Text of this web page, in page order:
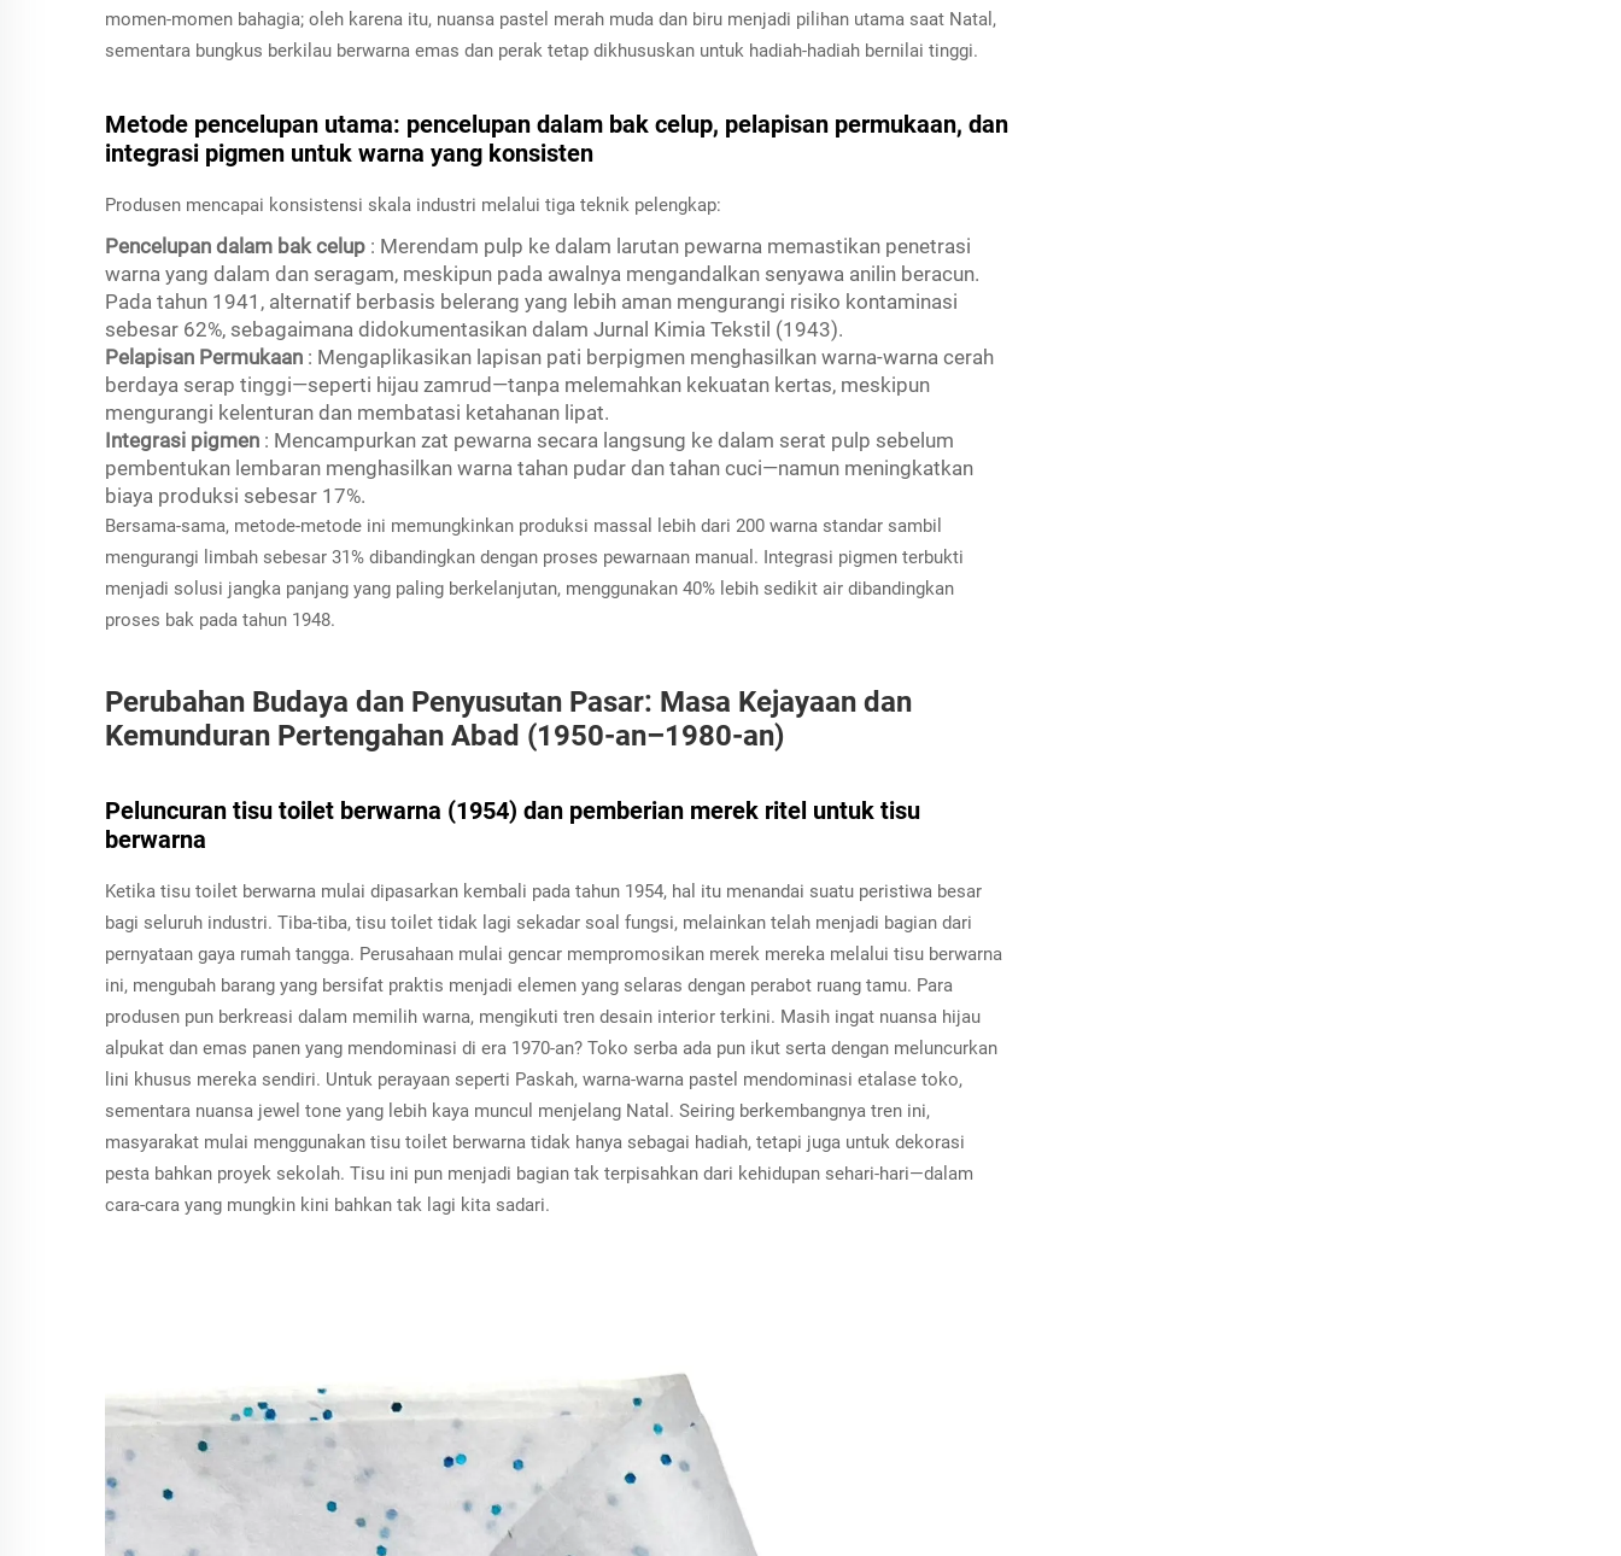
momen-momen bahagia; oleh karena itu, nuansa pastel merah muda dan biru menjadi pilihan utama saat Natal,
sementara bungkus berkilau berwarna emas dan perak tetap dikhususkan untuk hadiah-hadiah bernilai tinggi.
Metode pencelupan utama: pencelupan dalam bak celup, pelapisan permukaan, dan
integrasi pigmen untuk warna yang konsisten
Produsen mencapai konsistensi skala industri melalui tiga teknik pelengkap:
Pencelupan dalam bak celup : Merendam pulp ke dalam larutan pewarna memastikan penetrasi
warna yang dalam dan seragam, meskipun pada awalnya mengandalkan senyawa anilin beracun.
Pada tahun 1941, alternatif berbasis belerang yang lebih aman mengurangi risiko kontaminasi
sebesar 62%, sebagaimana didokumentasikan dalam Jurnal Kimia Tekstil (1943).
Pelapisan Permukaan : Mengaplikasikan lapisan pati berpigmen menghasilkan warna-warna cerah
berdaya serap tinggi—seperti hijau zamrud—tanpa melemahkan kekuatan kertas, meskipun
mengurangi kelenturan dan membatasi ketahanan lipat.
Integrasi pigmen : Mencampurkan zat pewarna secara langsung ke dalam serat pulp sebelum
pembentukan lembaran menghasilkan warna tahan pudar dan tahan cuci—namun meningkatkan
biaya produksi sebesar 17%.
Bersama-sama, metode-metode ini memungkinkan produksi massal lebih dari 200 warna standar sambil
mengurangi limbah sebesar 31% dibandingkan dengan proses pewarnaan manual. Integrasi pigmen terbukti
menjadi solusi jangka panjang yang paling berkelanjutan, menggunakan 40% lebih sedikit air dibandingkan
proses bak pada tahun 1948.
Perubahan Budaya dan Penyusutan Pasar: Masa Kejayaan dan
Kemunduran Pertengahan Abad (1950-an–1980-an)
Peluncuran tisu toilet berwarna (1954) dan pemberian merek ritel untuk tisu
berwarna
Ketika tisu toilet berwarna mulai dipasarkan kembali pada tahun 1954, hal itu menandai suatu peristiwa besar
bagi seluruh industri. Tiba-tiba, tisu toilet tidak lagi sekadar soal fungsi, melainkan telah menjadi bagian dari
pernyataan gaya rumah tangga. Perusahaan mulai gencar mempromosikan merek mereka melalui tisu berwarna
ini, mengubah barang yang bersifat praktis menjadi elemen yang selaras dengan perabot ruang tamu. Para
produsen pun berkreasi dalam memilih warna, mengikuti tren desain interior terkini. Masih ingat nuansa hijau
alpukat dan emas panen yang mendominasi di era 1970-an? Toko serba ada pun ikut serta dengan meluncurkan
lini khusus mereka sendiri. Untuk perayaan seperti Paskah, warna-warna pastel mendominasi etalase toko,
sementara nuansa jewel tone yang lebih kaya muncul menjelang Natal. Seiring berkembangnya tren ini,
masyarakat mulai menggunakan tisu toilet berwarna tidak hanya sebagai hadiah, tetapi juga untuk dekorasi
pesta bahkan proyek sekolah. Tisu ini pun menjadi bagian tak terpisahkan dari kehidupan sehari-hari—dalam
cara-cara yang mungkin kini bahkan tak lagi kita sadari.